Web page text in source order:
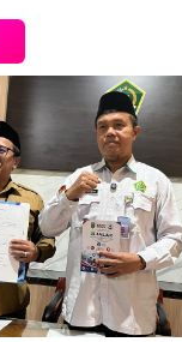
No Comments